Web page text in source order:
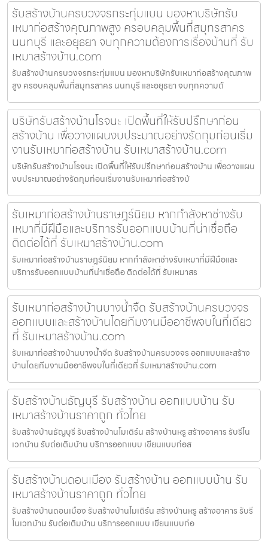
รับสร้างบ้านครบวงจรกระทุ่มแบน มองหาบริษัทรับ
เหมาก่อสร้างคุณภาพสูง ครอบคลุมพื้นที่สมุทรสาคร
นนทบุรี และอยุธยา จบทุกความต้องการเรื่องบ้านที่ รับ
เหมาสร้างบ้าน.com
รับสร้างบ้านครบวงจรกระทุ่มแบน มองหาบริษัทรับเหมาก่อสร้างคุณภาพ
สูง ครอบคลุมพื้นที่สมุทรสาคร นนทบุรี และอยุธยา จบทุกความต้
บริษัทรับสร้างบ้านโรจนะ เปิดพื้นที่ให้รับปรึกษาก่อน
สร้างบ้าน เพื่อวางแผนงบประมาณอย่างรัดกุมก่อนเริ่ม
งานรับเหมาก่อสร้างบ้าน รับเหมาสร้างบ้าน.com
บริษัทรับสร้างบ้านโรจนะ เปิดพื้นที่ให้รับปรึกษาก่อนสร้างบ้าน เพื่อวางแผน
งบประมาณอย่างรัดกุมก่อนเริ่มงานรับเหมาก่อสร้างบ้
รับเหมาก่อสร้างบ้านราษฎร์นิยม หากกำลังหาช่างรับ
เหมาที่มีฝีมือและบริการรับออกแบบบ้านที่น่าเชื่อถือ
ติดต่อได้ที่ รับเหมาสร้างบ้าน.com
รับเหมาก่อสร้างบ้านราษฎร์นิยม หากกำลังหาช่างรับเหมาที่มีฝีมือและ
บริการรับออกแบบบ้านที่น่าเชื่อถือ ติดต่อได้ที่ รับเหมาสร
รับเหมาก่อสร้างบ้านบางน้ำจืด รับสร้างบ้านครบวงจร
ออกแบบและสร้างบ้านโดยทีมงานมืออาชีพจบในที่เดียว
ที่ รับเหมาสร้างบ้าน.com
รับเหมาก่อสร้างบ้านบางน้ำจืด รับสร้างบ้านครบวงจร ออกแบบและสร้าง
บ้านโดยทีมงานมืออาชีพจบในที่เดียวที่ รับเหมาสร้างบ้าน.com
รับสร้างบ้านธัญบุรี รับสร้างบ้าน ออกแบบบ้าน รับ
เหมาสร้างบ้านราคาถูก ทั่วไทย
รับสร้างบ้านธัญบุรี รับสร้างบ้านโมเดิร์น สร้างบ้านหรู สร้างอาคาร รับรีโน
เวทบ้าน รับต่อเติมบ้าน บริการออกแบบ เขียนแบบก่อส
รับสร้างบ้านดอนเมือง รับสร้างบ้าน ออกแบบบ้าน รับ
เหมาสร้างบ้านราคาถูก ทั่วไทย
รับสร้างบ้านดอนเมือง รับสร้างบ้านโมเดิร์น สร้างบ้านหรู สร้างอาคาร รับรี
โนเวทบ้าน รับต่อเติมบ้าน บริการออกแบบ เขียนแบบก่อ